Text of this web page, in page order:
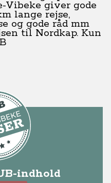
Vibeke giver gode
lange rejse,
og gode råd mm
til Nordkap. Kun
indhold